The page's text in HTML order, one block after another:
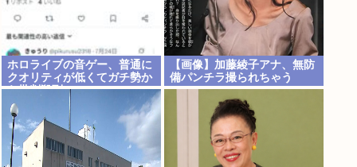
ホロライブの音ゲー、普通に
クオリティが低くてガチ勢か
ら批判殺到www
【画像】加藤綾子アナ、無防
備パンチラ撮られちゃう